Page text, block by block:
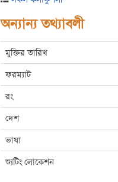
অন্যান্য তথ্যাবলী
মুক্তির তারিখ
ফরম্যাট
রং
দেশ
ভাষা
শ্যুটিং লোকেশন